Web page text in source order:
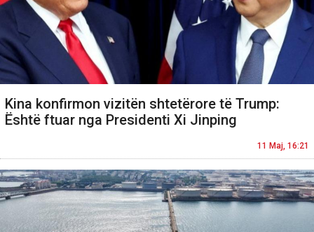
Kina konfirmon vizitën shtetërore të Trump:
Është ftuar nga Presidenti Xi Jinping
11 Maj, 16:21